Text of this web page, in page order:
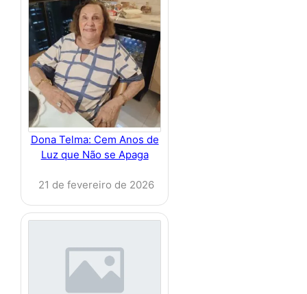
Dona Telma: Cem Anos de
Luz que Não se Apaga
21 de fevereiro de 2026